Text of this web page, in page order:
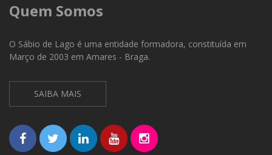
Quem Somos
O Sábio de Lago é uma entidade formadora, constituída em
Março de 2003 em Amares - Braga.
SAIBA MAIS